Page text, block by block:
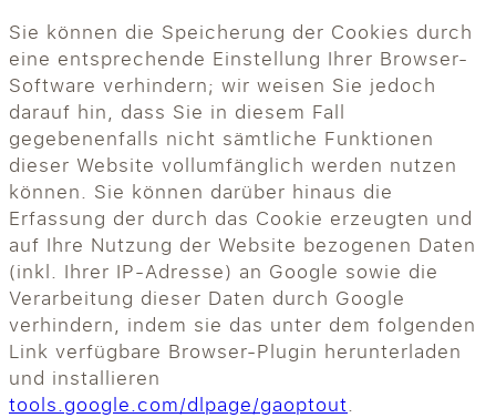
Sie können die Speicherung der Cookies durch
eine entsprechende Einstellung Ihrer Browser-
Software verhindern; wir weisen Sie jedoch
darauf hin, dass Sie in diesem Fall
gegebenenfalls nicht sämtliche Funktionen
dieser Website vollumfänglich werden nutzen
können. Sie können darüber hinaus die
Erfassung der durch das Cookie erzeugten und
auf Ihre Nutzung der Website bezogenen Daten
(inkl. Ihrer IP-Adresse) an Google sowie die
Verarbeitung dieser Daten durch Google
verhindern, indem sie das unter dem folgenden
Link verfügbare Browser-Plugin herunterladen
und installieren
tools.google.com/dlpage/gaoptout.